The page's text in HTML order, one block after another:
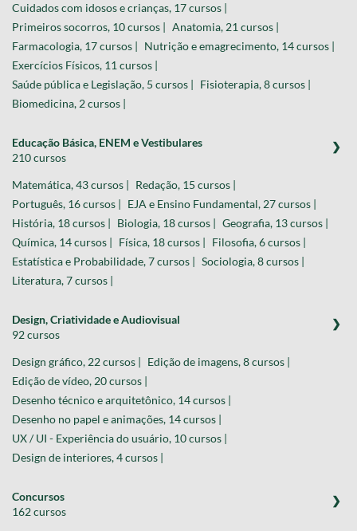
Cuidados com idosos e crianças, 17 cursos |
Primeiros socorros, 10 cursos | Anatomia, 21 cursos |
Farmacologia, 17 cursos | Nutrição e emagrecimento, 14 cursos |
Exercícios Físicos, 11 cursos |
Saúde pública e Legislação, 5 cursos | Fisioterapia, 8 cursos |
Biomedicina, 2 cursos |
Educação Básica, ENEM e Vestibulares
210 cursos
Matemática, 43 cursos | Redação, 15 cursos |
Português, 16 cursos | EJA e Ensino Fundamental, 27 cursos |
História, 18 cursos | Biologia, 18 cursos | Geografia, 13 cursos |
Química, 14 cursos | Física, 18 cursos | Filosofia, 6 cursos |
Estatística e Probabilidade, 7 cursos | Sociologia, 8 cursos |
Literatura, 7 cursos |
Design, Criatividade e Audiovisual
92 cursos
Design gráfico, 22 cursos | Edição de imagens, 8 cursos |
Edição de vídeo, 20 cursos |
Desenho técnico e arquitetônico, 14 cursos |
Desenho no papel e animações, 14 cursos |
UX / UI - Experiência do usuário, 10 cursos |
Design de interiores, 4 cursos |
Concursos
162 cursos